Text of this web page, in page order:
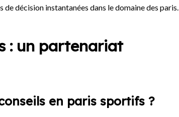
décision instantanées dans le domaine des paris.
: un partenariat
en paris sportifs ?